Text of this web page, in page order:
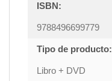
ISBN:
9788496699779
Tipo de producto:
Libro + DVD